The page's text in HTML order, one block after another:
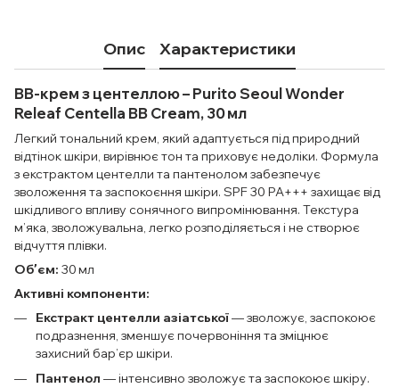
Опис Характеристики
BB-крем з центеллою – Purito Seoul Wonder
Releaf Centella BB Cream, 30 мл
Легкий тональний крем, який адаптується під природний
відтінок шкіри, вирівнює тон та приховує недоліки. Формула
з екстрактом центелли та пантенолом забезпечує
зволоження та заспокоєння шкіри. SPF 30 PA+++ захищає від
шкідливого впливу сонячного випромінювання. Текстура
м’яка, зволожувальна, легко розподіляється і не створює
відчуття плівки.
Обʼєм: 30 мл
Активні компоненти:
Екстракт центелли азіатської— зволожує, заспокоює
подразнення, зменшує почервоніння та зміцнює
захисний бар’єр шкіри.
Пантенол — інтенсивно зволожує та заспокоює шкіру.